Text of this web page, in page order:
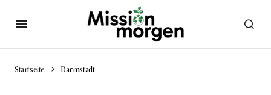
Startseite Darmstadt